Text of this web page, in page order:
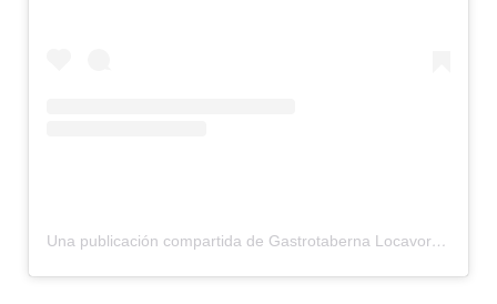
Una publicación compartida de Gastrotaberna Locavore (@locavore_teruel)